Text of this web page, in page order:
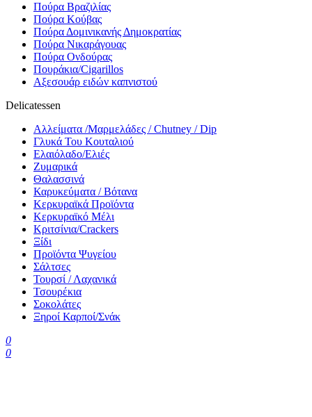
Πούρα Βραζιλίας
Πούρα Κούβας
Πούρα Δομινικανής Δημοκρατίας
Πούρα Νικαράγουας
Πούρα Ονδούρας
Πουράκια/Cigarillos
Αξεσουάρ ειδών καπνιστού
Delicatessen
Αλλείματα /Μαρμελάδες / Chutney / Dip
Γλυκά Του Κουταλιού
Ελαιόλαδο/Ελιές
Ζυμαρικά
Θαλασσινά
Καρυκεύματα / Βότανα
Κερκυραϊκά Προϊόντα
Κερκυραϊκό Μέλι
Κριτσίνια/Crackers
Ξίδι
Προϊόντα Ψυγείου
Σάλτσες
Τουρσί / Λαχανικά
Τσουρέκια
Σοκολάτες
Ξηροί Καρποί/Σνάκ
0
0